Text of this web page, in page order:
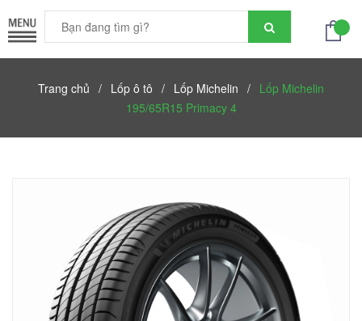
Trang chủ / Lốp ô tô / Lốp Michelin / Lốp Michelin
195/65R15 Primacy 4